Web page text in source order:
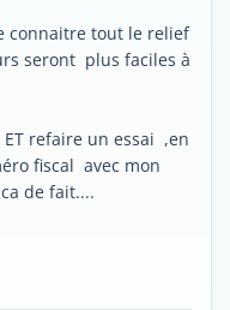
connaitre tout le relief
seront plus faciles à
refaire un essai ,en
fiscal avec mon
de fait....